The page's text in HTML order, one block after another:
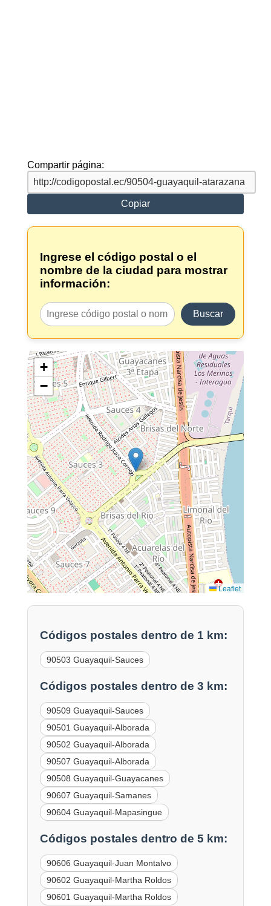
Compartir página:
Copiar
Ingrese el código postal o el
nombre de la ciudad para mostrar
información:
Buscar
+
−
Leaflet
Códigos postales dentro de 1 km:
90503 Guayaquil-Sauces
Códigos postales dentro de 3 km:
90509 Guayaquil-Sauces
90501 Guayaquil-Alborada
90502 Guayaquil-Alborada
90507 Guayaquil-Alborada
90508 Guayaquil-Guayacanes
90607 Guayaquil-Samanes
90604 Guayaquil-Mapasingue
Códigos postales dentro de 5 km:
90606 Guayaquil-Juan Montalvo
90602 Guayaquil-Martha Roldos
90601 Guayaquil-Martha Roldos